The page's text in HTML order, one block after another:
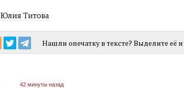
Юлия Титова
Нашли опечатку в тексте? Выделите её
42 минуты назад